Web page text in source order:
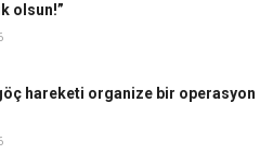
olsun!”
hareketi organize bir operasyon